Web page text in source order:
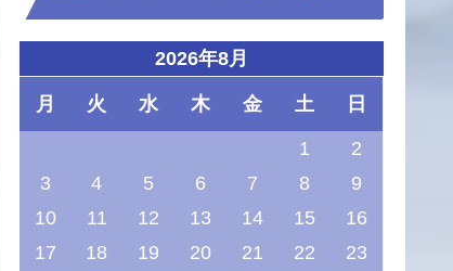
2026年8月
月 火 水 木 金 土 日
1
2
3
4 5 6 7 8
9
10
11 12 13 14 15
16
17
18 19 20 21 22
23